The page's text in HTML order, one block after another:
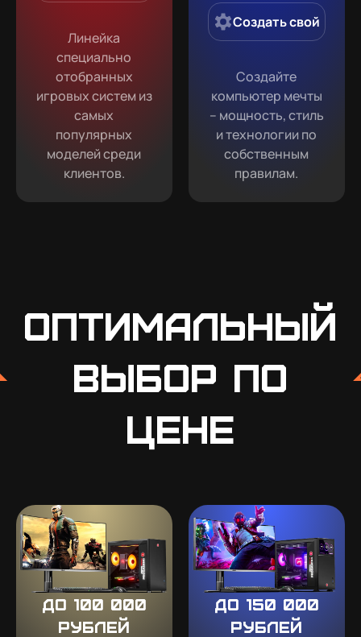
Линейка
специально
отобранных
игровых систем из
самых
популярных
моделей среди
клиентов.
Создать свой
Создайте
компьютер мечты
– мощность, стиль
и технологии по
собственным
правилам.
Оптимальный
выбор по
цене
До 100 000
рублей
До 150 000
рублей